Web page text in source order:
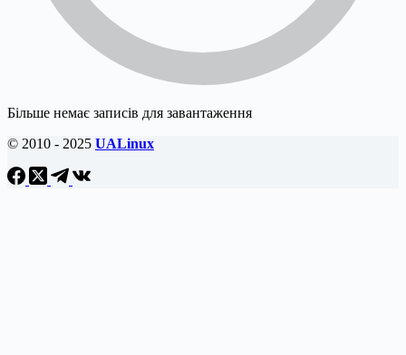
Більше немає записів для завантаження
© 2010 - 2025 UALinux